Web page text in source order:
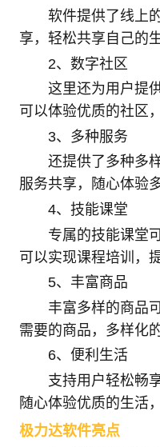
软件提供了线上
享，轻松共享自己的
2、数字社区
这里还为用户提
可以体验优质的社区
3、多种服务
还提供了多种多
服务共享，随心体验
4、技能课堂
专属的技能课堂
可以实现课程培训，
5、丰富商品
丰富多样的商品
需要的商品，多样化
6、便利生活
支持用户轻松畅
随心体验优质的生活
极力达软件亮点